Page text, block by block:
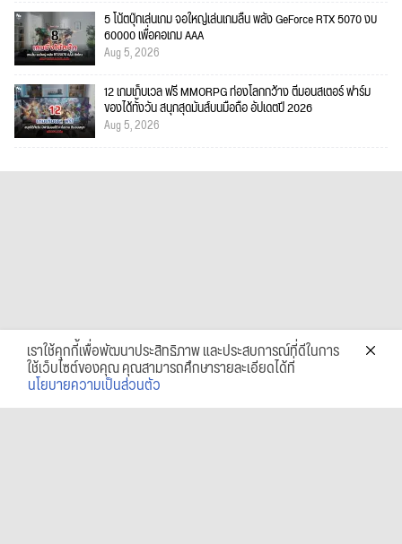
5 โน้ตบุ๊กเล่นเกม จอใหญ่เล่นเกมลื่น พลัง GeForce RTX 5070 งบ
60000 เพื่อคอเกม AAA
Aug 5, 2026
12 เกมเก็บเวล ฟรี MMORPG ท่องโลกกว้าง ตีมอนสเตอร์ ฟาร์ม
ของได้ทั้งวัน สนุกสุดมันส์บนมือถือ อัปเดตปี 2026
Aug 5, 2026
เราใช้คุกกี้เพื่อพัฒนาประสิทธิภาพ และประสบการณ์ที่ดีในการ
ใช้เว็บไซต์ของคุณ คุณสามารถศึกษารายละเอียดได้ที่
นโยบายความเป็นส่วนตัว